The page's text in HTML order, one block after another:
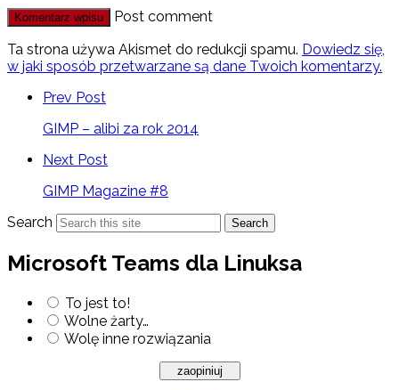
Post comment
Ta strona używa Akismet do redukcji spamu. Dowiedz się,
w jaki sposób przetwarzane są dane Twoich komentarzy.
Prev Post
GIMP – alibi za rok 2014
Next Post
GIMP Magazine #8
Search
Search
Microsoft Teams dla Linuksa
To jest to!
Wolne żarty…
Wolę inne rozwiązania